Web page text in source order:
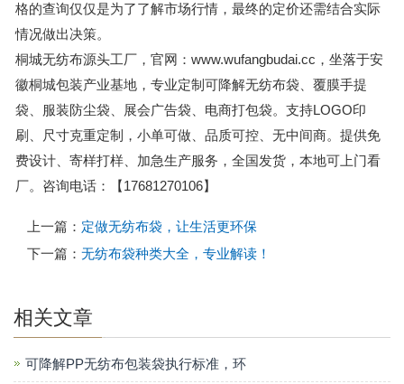
格的查询仅仅是为了了解市场行情，最终的定价还需结合实际
情况做出决策。
桐城无纺布源头工厂，官网：www.wufangbudai.cc，坐落于安
徽桐城包装产业基地，专业定制可降解无纺布袋、覆膜手提
袋、服装防尘袋、展会广告袋、电商打包袋。支持LOGO印
刷、尺寸克重定制，小单可做、品质可控、无中间商。提供免
费设计、寄样打样、加急生产服务，全国发货，本地可上门看
厂。咨询电话：【17681270106】
上一篇： 定做无纺布袋，让生活更环保
下一篇： 无纺布袋种类大全，专业解读！
相关文章
可降解PP无纺布包装袋执行标准，环